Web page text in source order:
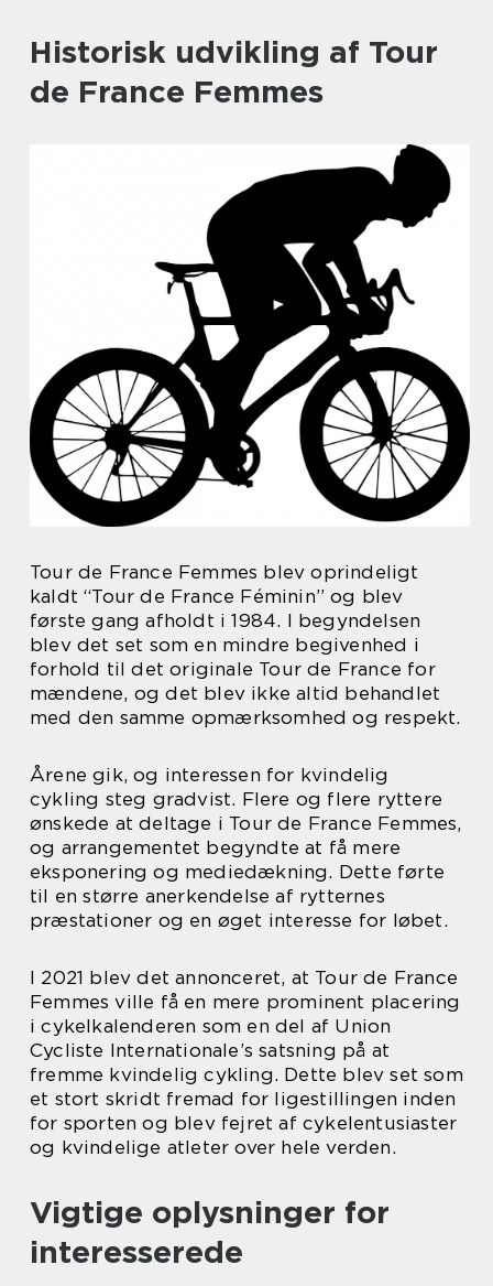
Historisk udvikling af Tour
de France Femmes
Tour de France Femmes blev oprindeligt
kaldt “Tour de France Féminin” og blev
første gang afholdt i 1984. I begyndelsen
blev det set som en mindre begivenhed i
forhold til det originale Tour de France for
mændene, og det blev ikke altid behandlet
med den samme opmærksomhed og respekt.
Årene gik, og interessen for kvindelig
cykling steg gradvist. Flere og flere ryttere
ønskede at deltage i Tour de France Femmes,
og arrangementet begyndte at få mere
eksponering og mediedækning. Dette førte
til en større anerkendelse af rytternes
præstationer og en øget interesse for løbet.
I 2021 blev det annonceret, at Tour de France
Femmes ville få en mere prominent placering
i cykelkalenderen som en del af Union
Cycliste Internationale’s satsning på at
fremme kvindelig cykling. Dette blev set som
et stort skridt fremad for ligestillingen inden
for sporten og blev fejret af cykelentusiaster
og kvindelige atleter over hele verden.
Vigtige oplysninger for
interesserede